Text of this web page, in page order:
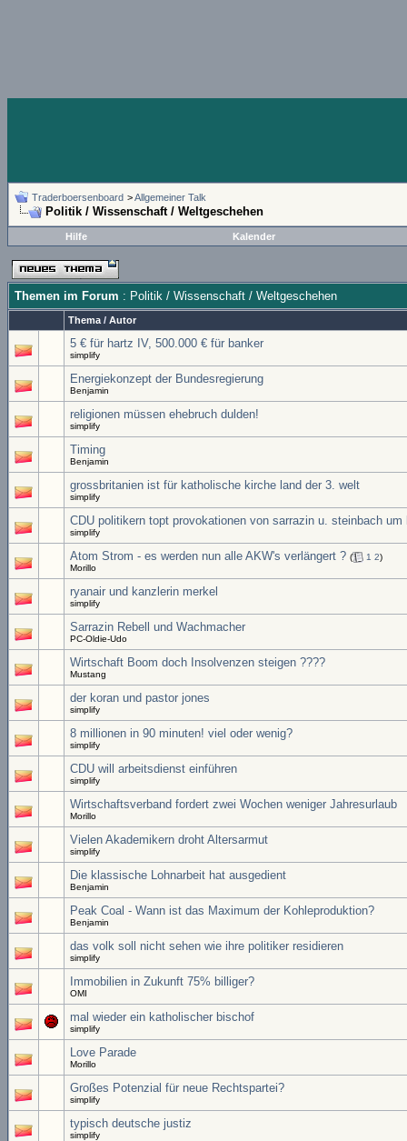
Traderboersenboard >Allgemeiner Talk
Politik / Wissenschaft / Weltgeschehen
Hilfe Kalender
Themen im Forum : Politik / Wissenschaft / Weltgeschehen
Thema / Autor
5 € für hartz IV, 500.000 € für banker
simplify
Energiekonzept der Bundesregierung
Benjamin
religionen müssen ehebruch dulden!
simplify
Timing
Benjamin
grossbritanien ist für katholische kirche land der 3. welt
simplify
CDU politikern topt provokationen von sarrazin u. steinbach um
simplify
Atom Strom - es werden nun alle AKW's verlängert ? ( 1 2)
Morillo
ryanair und kanzlerin merkel
simplify
Sarrazin Rebell und Wachmacher
PC-Oldie-Udo
Wirtschaft Boom doch Insolvenzen steigen ????
Mustang
der koran und pastor jones
simplify
8 millionen in 90 minuten! viel oder wenig?
simplify
CDU will arbeitsdienst einführen
simplify
Wirtschaftsverband fordert zwei Wochen weniger Jahresurlaub
Morillo
Vielen Akademikern droht Altersarmut
simplify
Die klassische Lohnarbeit hat ausgedient
Benjamin
Peak Coal - Wann ist das Maximum der Kohleproduktion?
Benjamin
das volk soll nicht sehen wie ihre politiker residieren
simplify
Immobilien in Zukunft 75% billiger?
OMI
mal wieder ein katholischer bischof
simplify
Love Parade
Morillo
Großes Potenzial für neue Rechtspartei?
simplify
typisch deutsche justiz
simplify